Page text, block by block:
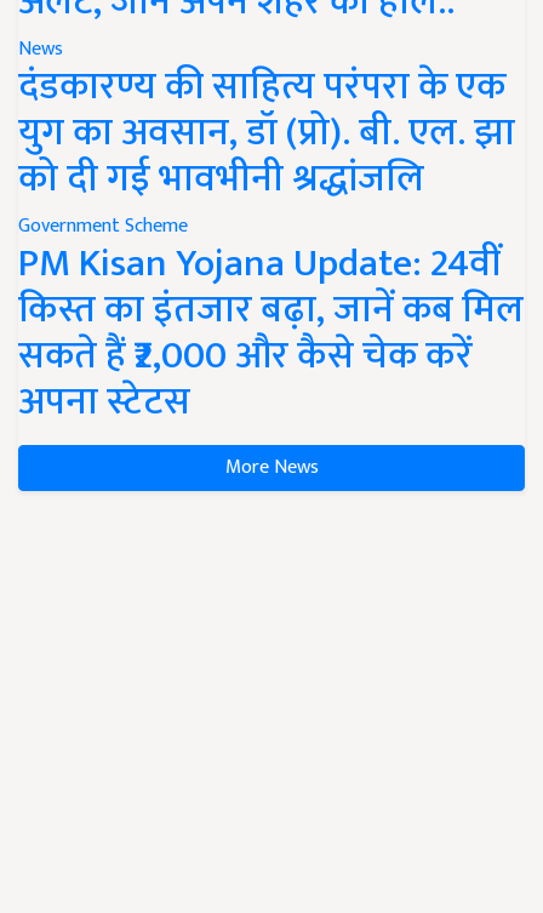
News
दंडकारण्य की साहित्य परंपरा के एक
युग का अवसान, डॉ (प्रो). बी. एल. झा
को दी गई भावभीनी श्रद्धांजलि
Government Scheme
PM Kisan Yojana Update: 24वीं
किस्त का इंतजार बढ़ा, जानें कब मिल
सकते हैं ₹2,000 और कैसे चेक करें
अपना स्टेटस
More News